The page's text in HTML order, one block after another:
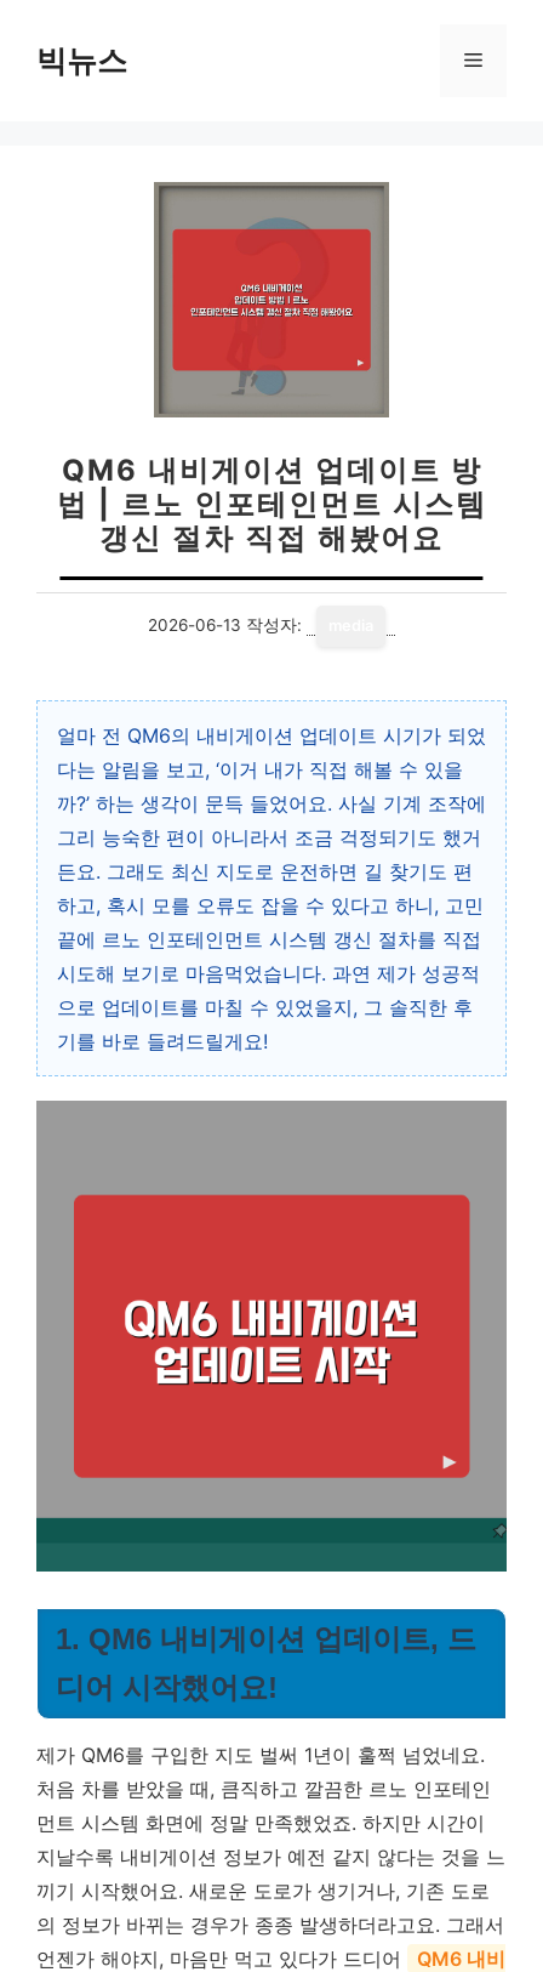
빅뉴스 메
QM6 내비게이션 업데이트 방
법 | 르노 인포테인먼트 시스템
갱신 절차 직접 해봤어요
2026-06-13 작성자:
얼마 전 QM6의 내비게이션 업데이트 시기가 되었
다는 알림을 보고, ‘이거 내가 직접 해볼 수 있을
까?’ 하는 생각이 문득 들었어요. 사실 기계 조작에
그리 능숙한 편이 아니라서 조금 걱정되기도 했거
든요. 그래도 최신 지도로 운전하면 길 찾기도 편
하고, 혹시 모를 오류도 잡을 수 있다고 하니, 고민
끝에 르노 인포테인먼트 시스템 갱신 절차를 직접
시도해 보기로 마음먹었습니다. 과연 제가 성공적
으로 업데이트를 마칠 수 있었을지, 그 솔직한 후
기를 바로 들려드릴게요!
1. QM6 내비게이션 업데이트, 드
디어 시작했어요!
제가 QM6를 구입한 지도 벌써 1년이 훌쩍 넘었네요.
처음 차를 받았을 때, 큼직하고 깔끔한 르노 인포테인
먼트 시스템 화면에 정말 만족했었죠. 하지만 시간이
지날수록 내비게이션 정보가 예전 같지 않다는 것을 느
끼기 시작했어요. 새로운 도로가 생기거나, 기존 도로
의 정보가 바뀌는 경우가 종종 발생하더라고요. 그래서
언젠가 해야지, 마음만 먹고 있다가 드디어
QM6 내비